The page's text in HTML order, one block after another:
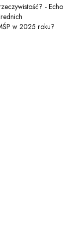
- Echo
w 2025 roku?